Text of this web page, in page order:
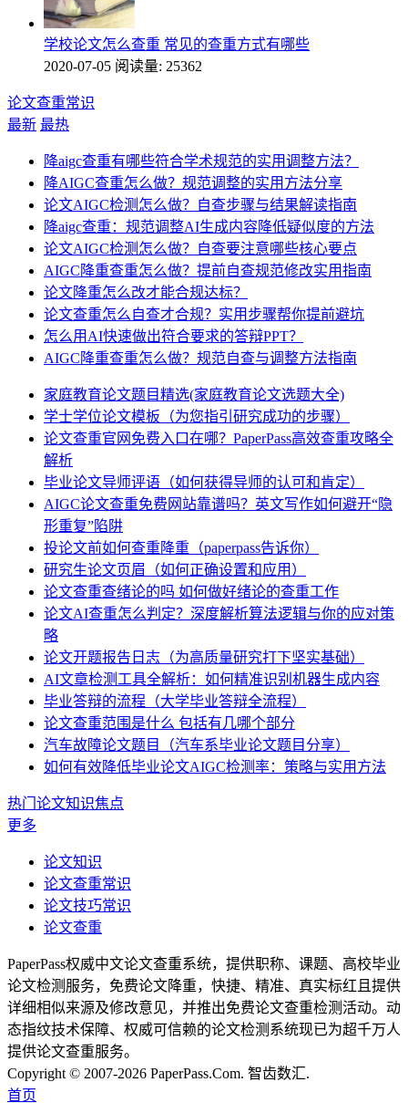
学校论文怎么查重 常见的查重方式有哪些
2020-07-05 阅读量: 25362
论文查重常识
最新 最热
降aigc查重有哪些符合学术规范的实用调整方法？
降AIGC查重怎么做？规范调整的实用方法分享
论文AIGC检测怎么做？自查步骤与结果解读指南
降aigc查重：规范调整AI生成内容降低疑似度的方法
论文AIGC检测怎么做？自查要注意哪些核心要点
AIGC降重查重怎么做？提前自查规范修改实用指南
论文降重怎么改才能合规达标？
论文查重怎么自查才合规？实用步骤帮你提前避坑
怎么用AI快速做出符合要求的答辩PPT？
AIGC降重查重怎么做？规范自查与调整方法指南
家庭教育论文题目精选(家庭教育论文选题大全)
学士学位论文模板（为您指引研究成功的步骤）
论文查重官网免费入口在哪？PaperPass高效查重攻略全
解析
毕业论文导师评语（如何获得导师的认可和肯定）
AIGC论文查重免费网站靠谱吗？英文写作如何避开“隐
形重复”陷阱
投论文前如何查重降重（paperpass告诉你）
研究生论文页眉（如何正确设置和应用）
论文查重查绪论的吗 如何做好绪论的查重工作
论文AI查重怎么判定？深度解析算法逻辑与你的应对策
略
论文开题报告日志（为高质量研究打下坚实基础）
AI文章检测工具全解析：如何精准识别机器生成内容
毕业答辩的流程（大学毕业答辩全流程）
论文查重范围是什么 包括有几哪个部分
汽车故障论文题目（汽车系毕业论文题目分享）
如何有效降低毕业论文AIGC检测率：策略与实用方法
热门论文知识焦点
更多
论文知识
论文查重常识
论文技巧常识
论文查重
PaperPass权威中文论文查重系统，提供职称、课题、高校毕业
论文检测服务，免费论文降重，快捷、精准、真实标红且提供
详细相似来源及修改意见，并推出免费论文查重检测活动。动
态指纹技术保障、权威可信赖的论文检测系统现已为超千万人
提供论文查重服务。
Copyright © 2007-2026 PaperPass.Com. 智齿数汇.
首页